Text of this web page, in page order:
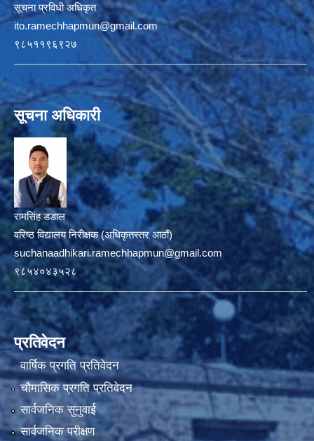
सूचना प्रविधी अधिकृत
ito.ramechhapmun@gmail.com
९८५११९६९२७
सूचना अधिकारी
रामसिंह डडाल
वरिष्ठ विद्यालय निरीक्षक (अधिकृतस्तर आठौं)
suchanaadhikari.ramechhapmun@gmail.com
९८५४०४३५२८
प्रतिवेदन
वार्षिक प्रगति प्रतिवेदन
चौमासिक प्रगति प्रतिवेदन
सार्वजनिक सुनुवाई
सार्वजनिक परीक्षण